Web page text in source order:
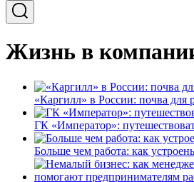
Жизнь в
«Каргилл» в России: почва для
ГК «Император»:
Больше чем работа: как